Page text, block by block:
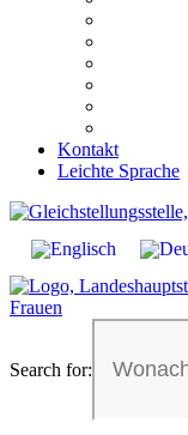
Kontakt
Leichte Sprache
Search for: